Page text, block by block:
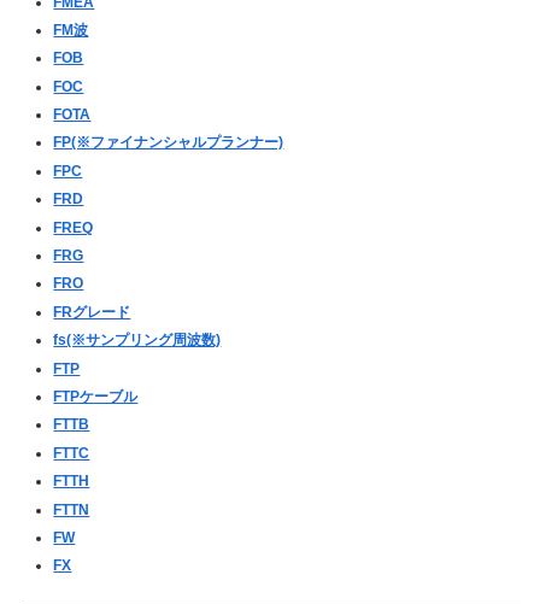
FM波
FOB
FOC
FOTA
FP(※ファイナンシャルプランナー)
FPC
FRD
FREQ
FRG
FRO
FRグレード
fs(※サンプリング周波数)
FTP
FTPケーブル
FTTB
FTTC
FTTH
FTTN
FW
FX